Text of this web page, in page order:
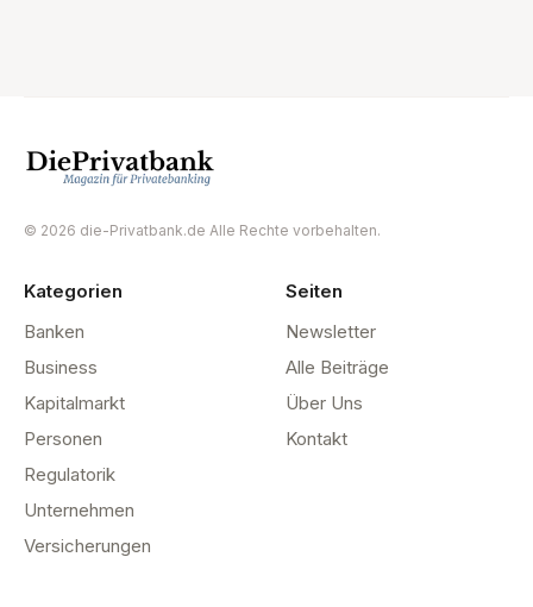
© 2026 die-Privatbank.de Alle Rechte vorbehalten.
Kategorien
Banken
Business
Kapitalmarkt
Personen
Regulatorik
Unternehmen
Versicherungen
Seiten
Newsletter
Alle Beiträge
Über Uns
Kontakt